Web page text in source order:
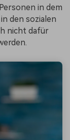
in dem
den sozialen
nicht dafür